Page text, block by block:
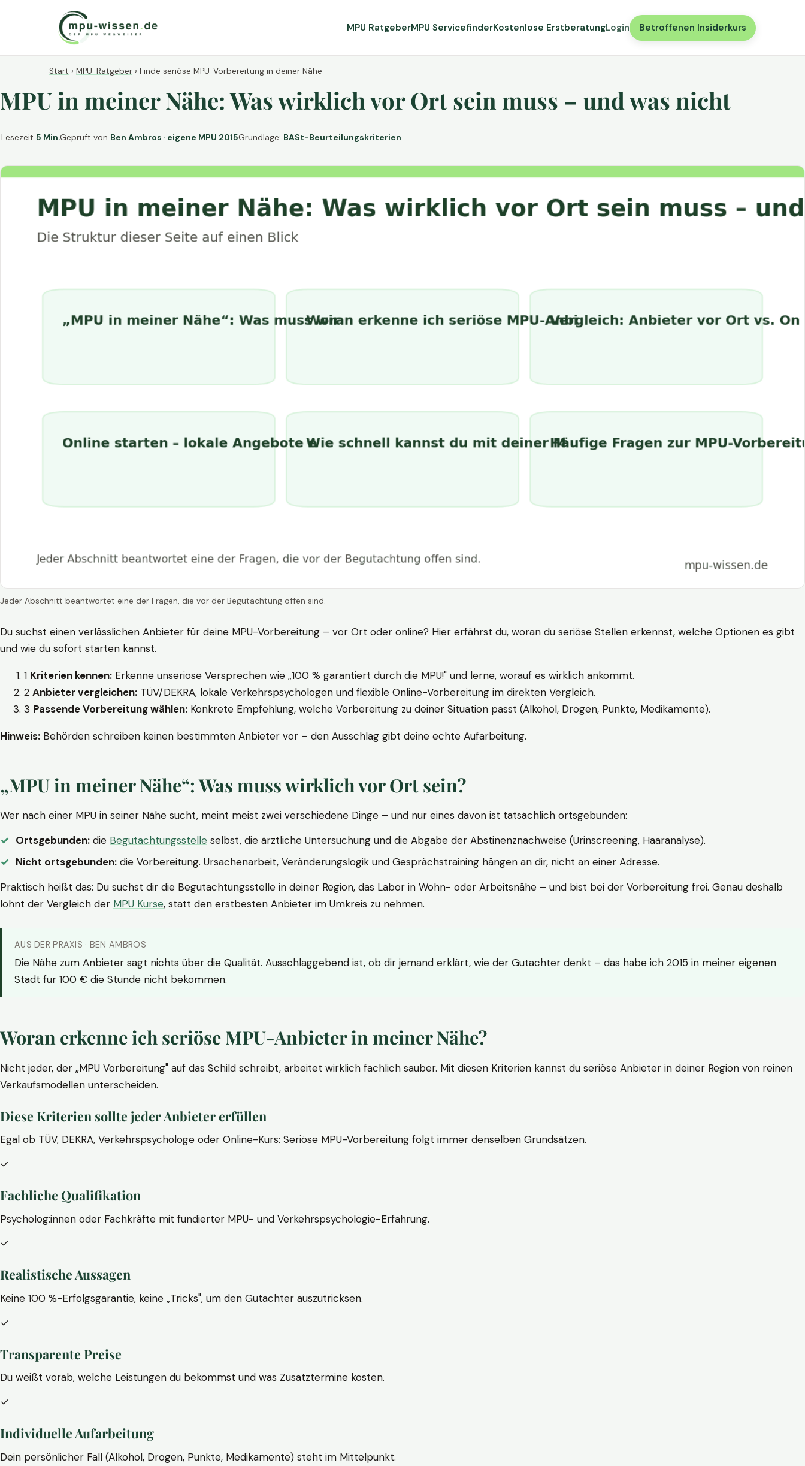
MPU RatgeberMPU ServicefinderKostenlose ErstberatungLogin Betroffenen Insiderkurs
Start › MPU-Ratgeber › Finde seriöse MPU-Vorbereitung in deiner Nähe –
MPU in meiner Nähe: Was wirklich vor Ort sein muss – und was nicht
Lesezeit 5 Min.Geprüft von Ben Ambros · eigene MPU 2015Grundlage: BASt-Beurteilungskriterien
Jeder Abschnitt beantwortet eine der Fragen, die vor der Begutachtung offen sind.
Du suchst einen verlässlichen Anbieter für deine MPU-Vorbereitung – vor Ort oder online? Hier erfährst du, woran du seriöse Stellen erkennst, welche Optionen es gibt
und wie du sofort starten kannst.
1 Kriterien kennen: Erkenne unseriöse Versprechen wie „100 % garantiert durch die MPU!" und lerne, worauf es wirklich ankommt.
2 Anbieter vergleichen: TÜV/DEKRA, lokale Verkehrspsychologen und flexible Online-Vorbereitung im direkten Vergleich.
3 Passende Vorbereitung wählen: Konkrete Empfehlung, welche Vorbereitung zu deiner Situation passt (Alkohol, Drogen, Punkte, Medikamente).
Hinweis: Behörden schreiben keinen bestimmten Anbieter vor – den Ausschlag gibt deine echte Aufarbeitung.
„MPU in meiner Nähe“: Was muss wirklich vor Ort sein?
Wer nach einer MPU in seiner Nähe sucht, meint meist zwei verschiedene Dinge – und nur eines davon ist tatsächlich ortsgebunden:
Ortsgebunden: die Begutachtungsstelle selbst, die ärztliche Untersuchung und die Abgabe der Abstinenznachweise (Urinscreening, Haaranalyse).
Nicht ortsgebunden: die Vorbereitung. Ursachenarbeit, Veränderungslogik und Gesprächstraining hängen an dir, nicht an einer Adresse.
Praktisch heißt das: Du suchst dir die Begutachtungsstelle in deiner Region, das Labor in Wohn- oder Arbeitsnähe – und bist bei der Vorbereitung frei. Genau deshalb
lohnt der Vergleich der MPU Kurse, statt den erstbesten Anbieter im Umkreis zu nehmen.
AUS DER PRAXIS · BEN AMBROS
Die Nähe zum Anbieter sagt nichts über die Qualität. Ausschlaggebend ist, ob dir jemand erklärt, wie der Gutachter denkt – das habe ich 2015 in meiner eigenen
Stadt für 100 € die Stunde nicht bekommen.
Woran erkenne ich seriöse MPU-Anbieter in meiner Nähe?
Nicht jeder, der „MPU Vorbereitung" auf das Schild schreibt, arbeitet wirklich fachlich sauber. Mit diesen Kriterien kannst du seriöse Anbieter in deiner Region von reinen
Verkaufsmodellen unterscheiden.
Diese Kriterien sollte jeder Anbieter erfüllen
Egal ob TÜV, DEKRA, Verkehrspsychologe oder Online-Kurs: Seriöse MPU-Vorbereitung folgt immer denselben Grundsätzen.
✓
Fachliche Qualifikation
Psycholog:innen oder Fachkräfte mit fundierter MPU- und Verkehrspsychologie-Erfahrung.
✓
Realistische Aussagen
Keine 100 %-Erfolgsgarantie, keine „Tricks", um den Gutachter auszutricksen.
✓
Transparente Preise
Du weißt vorab, welche Leistungen du bekommst und was Zusatztermine kosten.
✓
Individuelle Aufarbeitung
Dein persönlicher Fall (Alkohol, Drogen, Punkte, Medikamente) steht im Mittelpunkt.